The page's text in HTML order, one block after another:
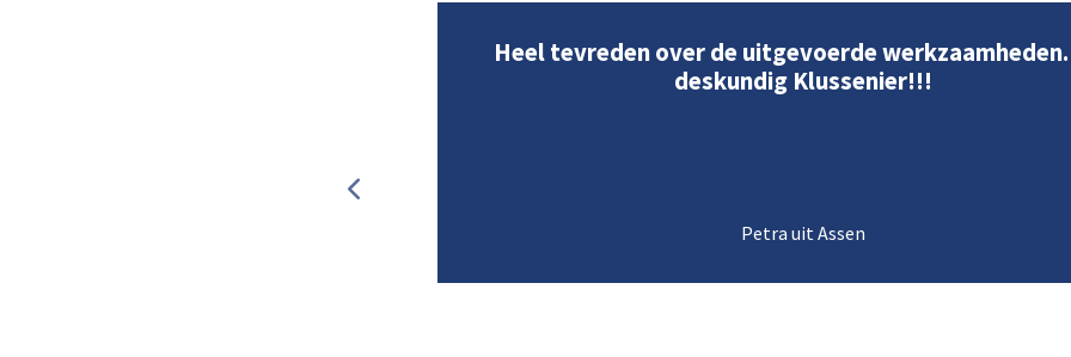
Heel tevreden over de uitgevoerde werkzaamheden.
deskundig Klussenier!!!
Petra uit Assen